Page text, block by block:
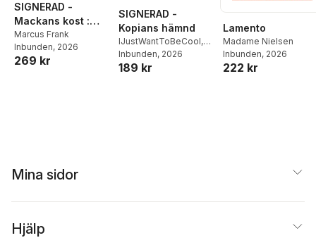
SIGNERAD -
Mackans kost :
Middagar och
matlådor
Marcus Frank
Inbunden, 2026
269 kr
SIGNERAD -
Kopians hämnd
IJustWantToBeCool,
Joel Adolphson
Ejdemo Beer
Inbunden, 2026
189 kr
Lamento
Madame Nielsen
Inbunden, 2026
222 kr
Mina sidor
Hjälp